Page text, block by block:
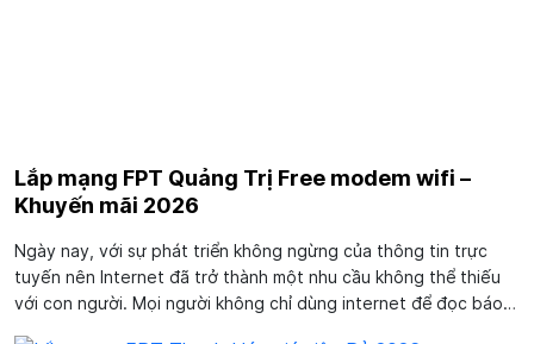
Lắp mạng FPT Quảng Trị Free modem wifi –
Khuyến mãi 2026
Ngày nay, với sự phát triển không ngừng của thông tin trực
tuyến nên Internet đã trở thành một nhu cầu không thể thiếu
với con người. Mọi người không chỉ dùng internet để đọc báo